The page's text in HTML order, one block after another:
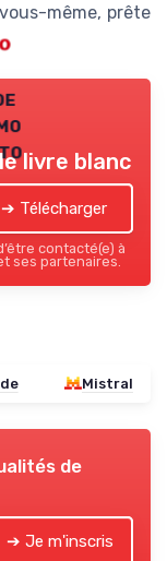
même, prête
livre blanc
➔ Télécharger
contacté(e) à
ses partenaires.
Mistral
de
➔ Je m'inscris